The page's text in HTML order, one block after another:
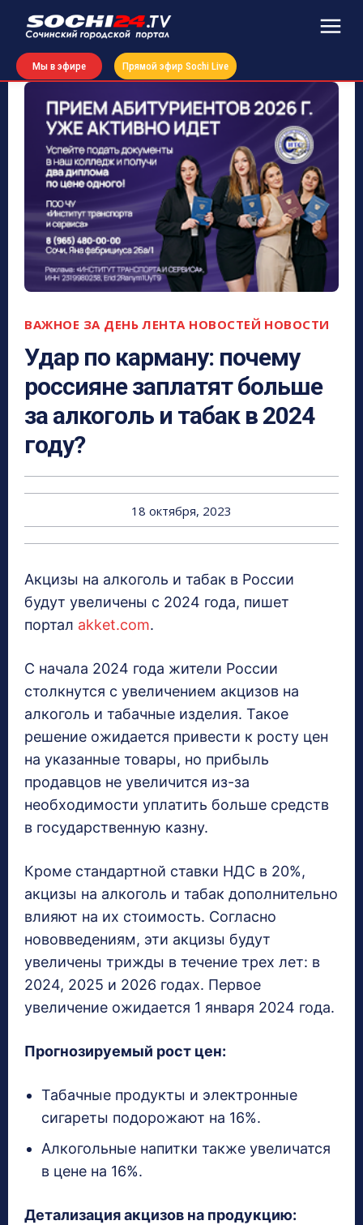
Мы в эфире Прямой эфир Sochi Live
ВАЖНОЕ ЗА ДЕНЬ ЛЕНТА НОВОСТЕЙ НОВОСТИ
Удар по карману: почему
россияне заплатят больше
за алкоголь и табак в 2024
году?
18 октября, 2023
Акцизы на алкоголь и табак в России
будут увеличены с 2024 года, пишет
портал akket.com.
С начала 2024 года жители России
столкнутся с увеличением акцизов на
алкоголь и табачные изделия. Такое
решение ожидается привести к росту цен
на указанные товары, но прибыль
продавцов не увеличится из-за
необходимости уплатить больше средств
в государственную казну.
Кроме стандартной ставки НДС в 20%,
акцизы на алкоголь и табак дополнительно
влияют на их стоимость. Согласно
нововведениям, эти акцизы будут
увеличены трижды в течение трех лет: в
2024, 2025 и 2026 годах. Первое
увеличение ожидается 1 января 2024 года.
Прогнозируемый рост цен:
Табачные продукты и электронные
сигареты подорожают на 16%.
Алкогольные напитки также увеличатся
в цене на 16%.
Детализация акцизов на продукцию: